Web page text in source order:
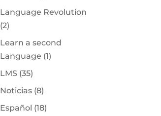
Language Revolution
(2)
Learn a second
Language (1)
LMS(35)
Noticias(8)
Español (18)